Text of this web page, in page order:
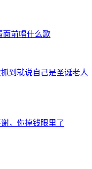
面前唱什么歌
到就说自己是圣诞老人
，你掉钱眼里了